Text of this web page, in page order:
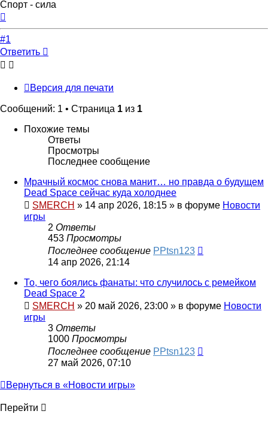
Спорт - сила
началу
#1
Ответить
Версия для печати
Сообщений: 1 • Страница 1 из 1
Похожие темы
Ответы
Просмотры
Последнее сообщение
Мрачный космос снова манит… но правда о будущем
Dead Space сейчас куда холоднее
SMERCH » 14 апр 2026, 18:15 » в форуме Новости
игры
2 Ответы
453 Просмотры
Последнее сообщение PPtsn123
14 апр 2026, 21:14
То, чего боялись фанаты: что случилось с ремейком
Dead Space 2
SMERCH » 20 май 2026, 23:00 » в форуме Новости
игры
3 Ответы
1000 Просмотры
Последнее сообщение PPtsn123
27 май 2026, 07:10
Вернуться в «Новости игры»
Перейти